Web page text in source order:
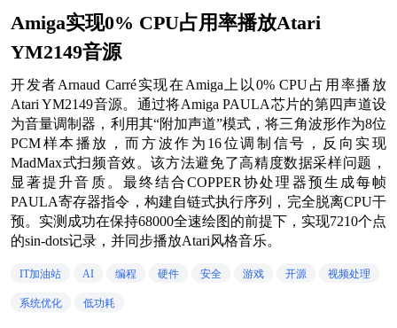
Amiga实现0% CPU占用率播放Atari
YM2149音源
开发者Arnaud Carré实现在Amiga上以0% CPU占用率播放
Atari YM2149音源。通过将Amiga PAULA芯片的第四声道设
为音量调制器，利用其“附加声道”模式，将三角波形作为8位
PCM样本播放，而方波作为16位调制信号，反向实现
MadMax式扫频音效。该方法避免了高精度数据采样问题，
显著提升音质。最终结合COPPER协处理器预生成每帧
PAULA寄存器指令，构建自链式执行序列，完全脱离CPU干
预。实测成功在保持68000全速绘图的前提下，实现7210个点
的sin-dots记录，并同步播放Atari风格音乐。
IT加油站 AI 编程 硬件 安全 游戏 开源 视频处理
系统优化 低功耗